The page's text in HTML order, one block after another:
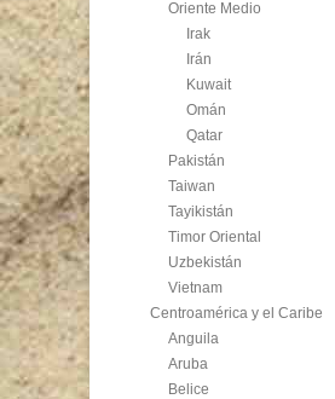
Oriente Medio
Irak
Irán
Kuwait
Omán
Qatar
Pakistán
Taiwan
Tayikistán
Timor Oriental
Uzbekistán
Vietnam
Centroamérica y el Caribe
Anguila
Aruba
Belice